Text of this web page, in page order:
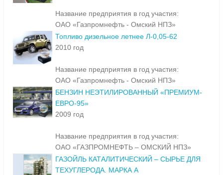
Название предприятия в год участия:
ОАО «Газпромнефть - Омский НПЗ»
Топливо дизельное летнее Л-0,05-62
2010 год
Название предприятия в год участия:
ОАО «Газпромнефть - Омский НПЗ»
БЕНЗИН НЕЭТИЛИРОВАННЫЙ «ПРЕМИУМ-
ЕВРО-95»
2009 год
Название предприятия в год участия:
ОАО «ГАЗПРОМНЕФТЬ – ОМСКИЙ НПЗ»
ГАЗОЙЛЬ КАТАЛИТИЧЕСКИЙ – СЫРЬЕ ДЛЯ
ТЕХУГЛЕРОДА. МАРКА А